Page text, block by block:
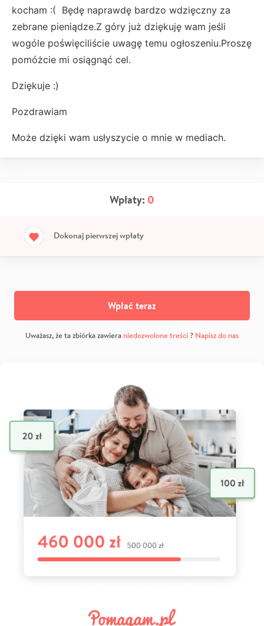
kocham :( Będę naprawdę bardzo wdzięczny za
zebrane pieniądze.Z góry już dziękuję wam jeśli
wogóle poświęciliście uwagę temu ogłoszeniu.Proszę
pomóżcie mi osiągnąć cel.
Dziękuje :)
Pozdrawiam
Może dzięki wam usłyszycie o mnie w mediach.
Wpłaty: 0
Dokonaj pierwszej wpłaty
Wpłać teraz
Uważasz, że ta zbiórka zawiera niedozwolone treści? Napisz do nas